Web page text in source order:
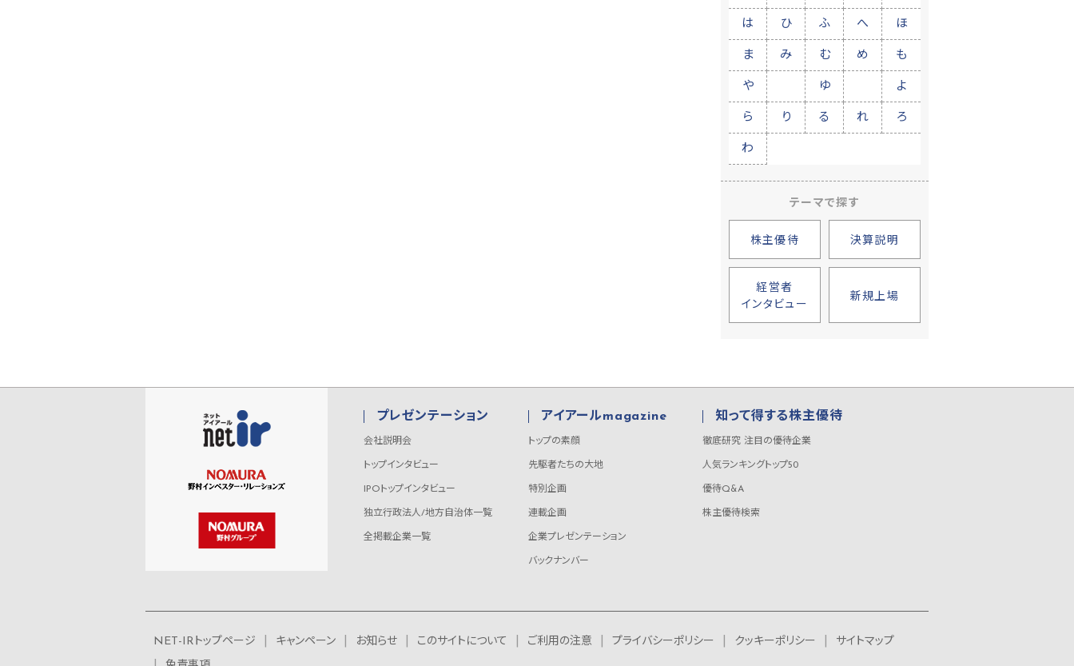
は ひ ふ へ ほ
ま み む め も
や ゆ よ
ら り る れ ろ
わ
テーマで探す
株主優待 決算説明
経営者
インタビュー
新規上場
プレゼンテーション
会社説明会
トップインタビュー
IPOトップインタビュー
独立行政法人/地方自治体一覧
全掲載企業一覧
アイアールmagazine
トップの素顔
先駆者たちの大地
特別企画
連載企画
企業プレゼンテーション
バックナンバー
知って得する株主優待
徹底研究 注目の優待企業
人気ランキングトップ50
優待Q&A
株主優待検索
NET-IRトップページ キャンペーン お知らせ このサイトについて ご利用の注意 プライバシーポリシー クッキーポリシー
サイトマップ